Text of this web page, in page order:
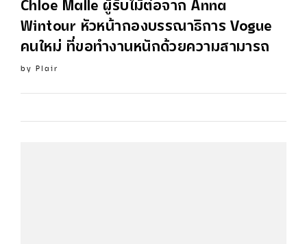
Chloe Malle ผู้รับไม้ต่อจาก Anna
Wintour หัวหน้ากองบรรณาธิการVogue
คนใหม่ ที่ขอทำงานหนักด้วยความสามารถ
by Plair